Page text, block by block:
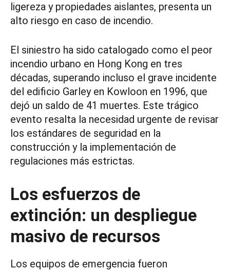
ligereza y propiedades aislantes, presenta un
alto riesgo en caso de incendio.
El siniestro ha sido catalogado como el peor
incendio urbano en Hong Kong en tres
décadas, superando incluso el grave incidente
del edificio Garley en Kowloon en 1996, que
dejó un saldo de 41 muertes. Este trágico
evento resalta la necesidad urgente de revisar
los estándares de seguridad en la
construcción y la implementación de
regulaciones más estrictas.
Los esfuerzos de
extinción: un despliegue
masivo de recursos
Los equipos de emergencia fueron